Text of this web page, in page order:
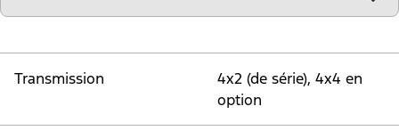
Transmission
4x2 (de série), 4x4 en
option